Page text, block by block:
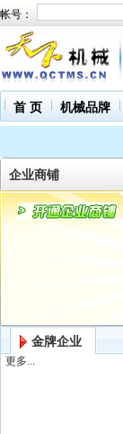
帐号：
首 页 机械品牌
企业商铺
金牌企业
更多...